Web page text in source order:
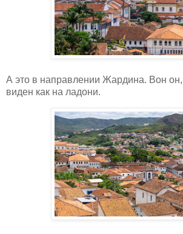
А это в направлении Жардина. Вон он,
виден как на ладони.